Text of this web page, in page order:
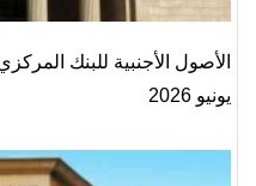
يونيو 2026